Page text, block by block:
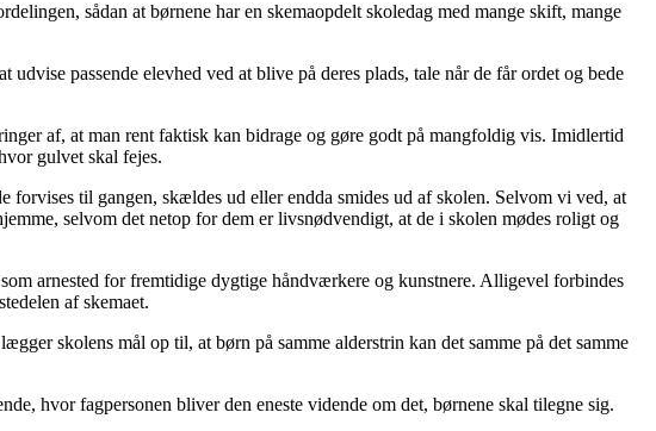
sådan at børnene har en skemaopdelt skoledag med mange skift, mange
passende elevhed ved at blive på deres plads, tale når de får ordet og bede
af, at man rent faktisk kan bidrage og gøre godt på mangfoldig vis. Imidlertid
gulvet skal fejes.
til gangen, skældes ud eller endda smides ud af skolen. Selvom vi ved, at
selvom det netop for dem er livsnødvendigt, at de i skolen mødes roligt og
arnested for fremtidige dygtige håndværkere og kunstnere. Alligevel forbindes
af skemaet.
skolens mål op til, at børn på samme alderstrin kan det samme på det samme
hvor fagpersonen bliver den eneste vidende om det, børnene skal tilegne sig.